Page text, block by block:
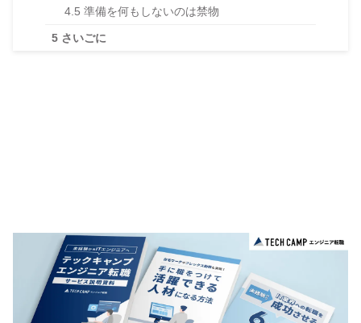
4.5 準備を何もしないのは禁物
5 さいごに